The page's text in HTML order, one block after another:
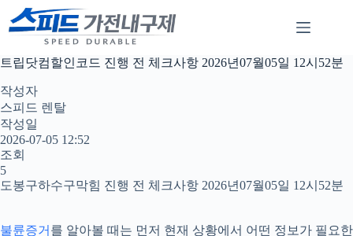
문
로
너
뛰
기
트립닷컴할인코드 진행 전 체크사항 2026년07월05일 12시52분
작성자
스피드 렌탈
작성일
2026-07-05 12:52
조회
5
도봉구하수구막힘 진행 전 체크사항 2026년07월05일 12시52분
불륜증거 를 알아볼 때는 먼저 현재 상황에서 어떤 정보가 필요한